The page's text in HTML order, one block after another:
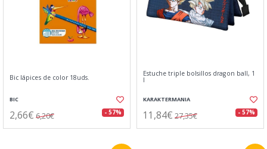
Bic lápices de color 18uds.
BIC
2,66€ 6,20€ - 57%
Estuche triple bolsillos dragon ball, 1
l
KARAKTERMANIA
11,84€ 27,35€ - 57%